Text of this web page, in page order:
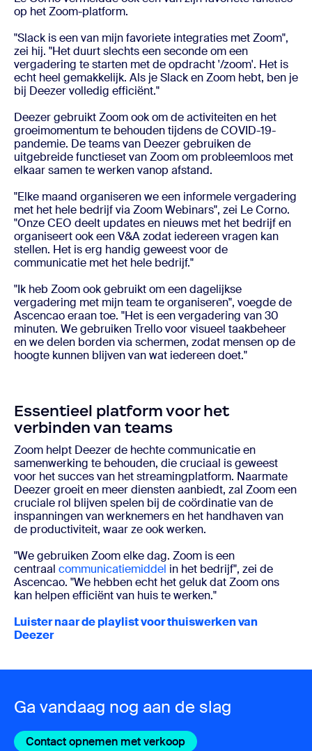
op het Zoom-platform.
"Slack is een van mijn favoriete integraties met Zoom",
zei hij. "Het duurt slechts een seconde om een
vergadering te starten met de opdracht '/zoom'. Het is
echt heel gemakkelijk. Als je Slack en Zoom hebt, ben je
bij Deezer volledig efficiënt."
Deezer gebruikt Zoom ook om de activiteiten en het
groeimomentum te behouden tijdens de COVID-19-
pandemie. De teams van Deezer gebruiken de
uitgebreide functieset van Zoom om probleemloos met
elkaar samen te werken vanop afstand.
"Elke maand organiseren we een informele vergadering
met het hele bedrijf via Zoom Webinars", zei Le Corno.
"Onze CEO deelt updates en nieuws met het bedrijf en
organiseert ook een V&A zodat iedereen vragen kan
stellen. Het is erg handig geweest voor de
communicatie met het hele bedrijf."
"Ik heb Zoom ook gebruikt om een dagelijkse
vergadering met mijn team te organiseren", voegde de
Ascencao eraan toe. "Het is een vergadering van 30
minuten. We gebruiken Trello voor visueel taakbeheer
en we delen borden via schermen, zodat mensen op de
hoogte kunnen blijven van wat iedereen doet."
Essentieel platform voor het
verbinden van teams
Zoom helpt Deezer de hechte communicatie en
samenwerking te behouden, die cruciaal is geweest
voor het succes van het streamingplatform. Naarmate
Deezer groeit en meer diensten aanbiedt, zal Zoom een
cruciale rol blijven spelen bij de coördinatie van de
inspanningen van werknemers en het handhaven van
de productiviteit, waar ze ook werken.
"We gebruiken Zoom elke dag. Zoom is een
centraal communicatiemiddel in het bedrijf", zei de
Ascencao. "We hebben echt het geluk dat Zoom ons
kan helpen efficiënt van huis te werken."
Luister naar de playlist voor thuiswerken van
Deezer
Ga vandaag nog aan de slag
Contact opnemen met verkoop Contact opnemen met